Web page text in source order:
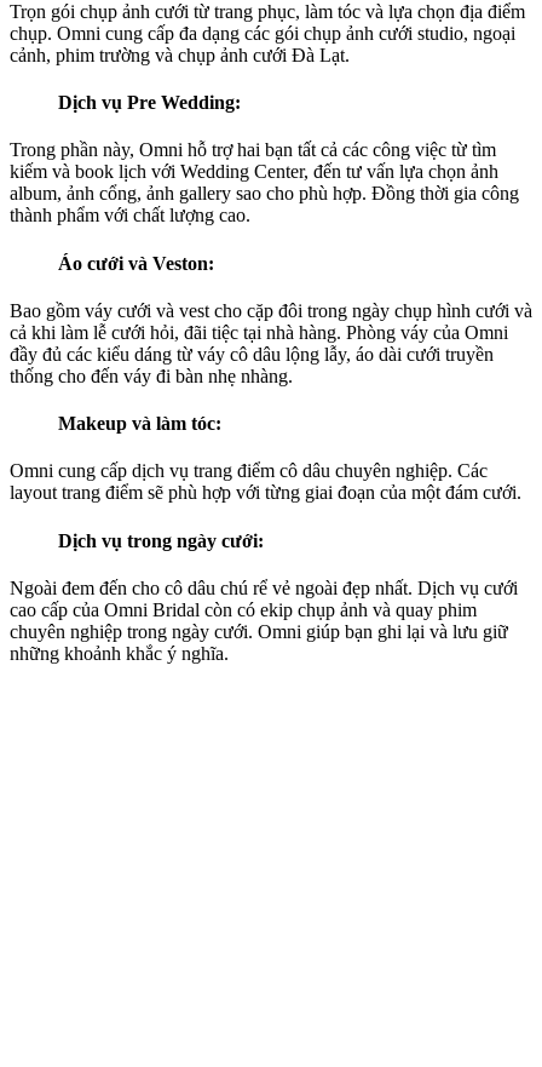
Trọn gói chụp ảnh cưới từ trang phục, làm tóc và lựa chọn địa điểm
chụp. Omni cung cấp đa dạng các gói chụp ảnh cưới studio, ngoại
cảnh, phim trường và chụp ảnh cưới Đà Lạt.
Dịch vụ Pre Wedding:
Trong phần này, Omni hỗ trợ hai bạn tất cả các công việc từ tìm
kiếm và book lịch với Wedding Center, đến tư vấn lựa chọn ảnh
album, ảnh cổng, ảnh gallery sao cho phù hợp. Đồng thời gia công
thành phẩm với chất lượng cao.
Áo cưới và Veston:
Bao gồm váy cưới và vest cho cặp đôi trong ngày chụp hình cưới và
cả khi làm lễ cưới hỏi, đãi tiệc tại nhà hàng. Phòng váy của Omni
đầy đủ các kiểu dáng từ váy cô dâu lộng lẫy, áo dài cưới truyền
thống cho đến váy đi bàn nhẹ nhàng.
Makeup và làm tóc:
Omni cung cấp dịch vụ trang điểm cô dâu chuyên nghiệp. Các
layout trang điểm sẽ phù hợp với từng giai đoạn của một đám cưới.
Dịch vụ trong ngày cưới:
Ngoài đem đến cho cô dâu chú rể vẻ ngoài đẹp nhất. Dịch vụ cưới
cao cấp của Omni Bridal còn có ekip chụp ảnh và quay phim
chuyên nghiệp trong ngày cưới. Omni giúp bạn ghi lại và lưu giữ
những khoảnh khắc ý nghĩa.